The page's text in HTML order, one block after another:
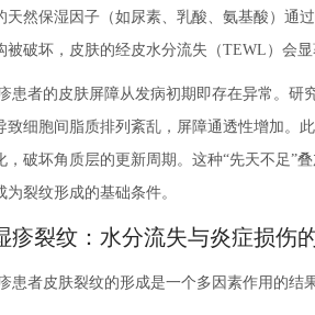
天然保湿因子（如尿素、乳酸、氨基酸）通
被破坏，皮肤的经皮水分流失（TEWL）会
患者的皮肤屏障从发病初期即存在异常。研
致细胞间脂质排列紊乱，屏障通透性增加。
，破坏角质层的更新周期。这种“先天不足”
为裂纹形成的基础条件。
疹裂纹：水分流失与炎症损伤
患者皮肤裂纹的形成是一个多因素作用的结